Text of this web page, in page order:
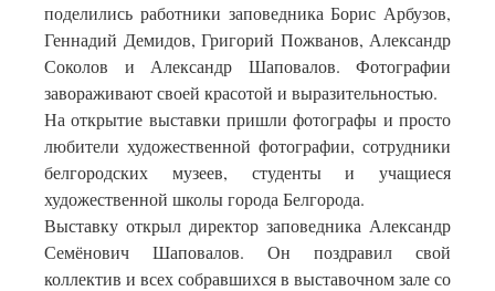
поделились работники заповедника Борис Арбузов,
Геннадий Демидов, Григорий Пожванов, Александр
Соколов и Александр Шаповалов. Фотографии
завораживают своей красотой и выразительностью.
На открытие выставки пришли фотографы и просто
любители художественной фотографии, сотрудники
белгородских музеев, студенты и учащиеся
художественной школы города Белгорода.
Выставку открыл директор заповедника Александр
Семёнович Шаповалов. Он поздравил свой
коллектив и всех собравшихся в выставочном зале со